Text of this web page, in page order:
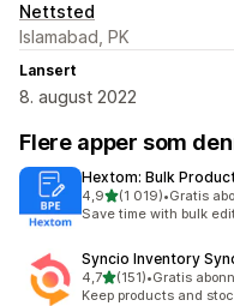
Nettsted
Islamabad, PK
Lansert
8. august 2022
Flere apper som
Hextom: Bulk
4,9av 5 stjerner
(1 019)
Totalt 1019 omtaler
•Gratis
Save time with bulk
Syncio Inventory
4,7av 5 stjerner
(151)
Totalt 151 omtaler
•Gratis
Keep products and